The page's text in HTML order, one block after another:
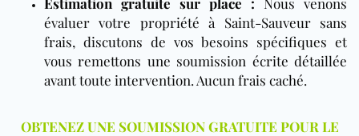
évaluer votre propriété à Saint-Sauveur sans
frais, discutons de vos besoins spécifiques et
vous remettons une soumission écrite détaillée
avant toute intervention. Aucun frais caché.
OBTENEZ UNE SOUMISSION GRATUITE POUR LE